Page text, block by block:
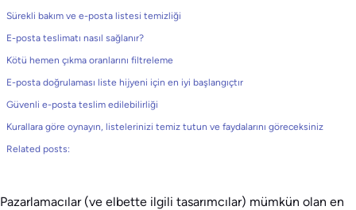
Sürekli bakım ve e-posta listesi temizliği
E-posta teslimatı nasıl sağlanır?
Kötü hemen çıkma oranlarını filtreleme
E-posta doğrulaması liste hijyeni için en iyi başlangıçtır
Güvenli e-posta teslim edilebilirliği
Kurallara göre oynayın, listelerinizi temiz tutun ve faydalarını göreceksiniz
Related posts:
Pazarlamacılar (ve elbette ilgili tasarımcılar) mümkün olan en